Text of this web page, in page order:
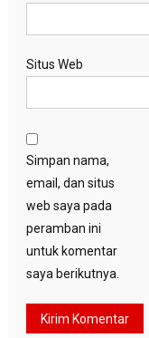
Situs Web
Simpan nama,
email, dan situs
web saya pada
peramban ini
untuk komentar
saya berikutnya.